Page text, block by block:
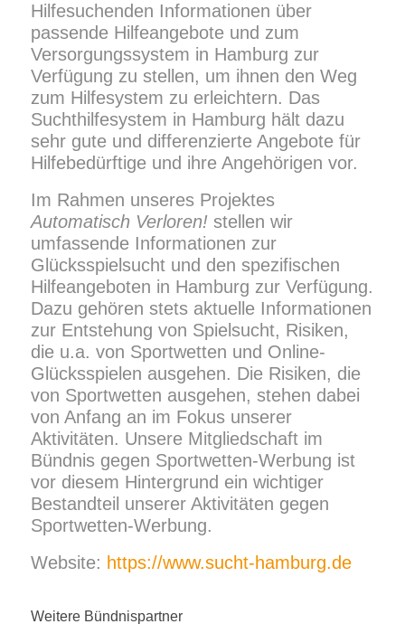
Hilfesuchenden Informationen über
passende Hilfeangebote und zum
Versorgungssystem in Hamburg zur
Verfügung zu stellen, um ihnen den Weg
zum Hilfesystem zu erleichtern. Das
Suchthilfesystem in Hamburg hält dazu
sehr gute und differenzierte Angebote für
Hilfebedürftige und ihre Angehörigen vor.
Im Rahmen unseres Projektes
Automatisch Verloren!stellen wir
umfassende Informationen zur
Glücksspielsucht und den spezifischen
Hilfeangeboten in Hamburg zur Verfügung.
Dazu gehören stets aktuelle Informationen
zur Entstehung von Spielsucht, Risiken,
die u.a. von Sportwetten und Online-
Glücksspielen ausgehen. Die Risiken, die
von Sportwetten ausgehen, stehen dabei
von Anfang an im Fokus unserer
Aktivitäten. Unsere Mitgliedschaft im
Bündnis gegen Sportwetten-Werbung ist
vor diesem Hintergrund ein wichtiger
Bestandteil unserer Aktivitäten gegen
Sportwetten-Werbung.
Website: https://www.sucht-hamburg.de
Weitere Bündnispartner